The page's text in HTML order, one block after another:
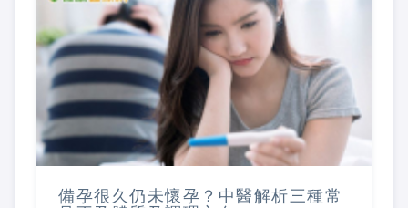
備孕很久仍未懷孕？中醫解析三種常